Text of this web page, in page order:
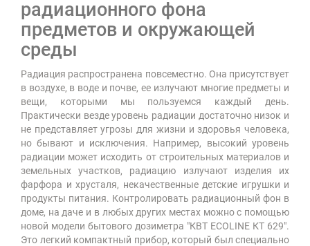
радиационного фона
предметов и окружающей
среды
Радиация распространена повсеместно. Она присутствует
в воздухе, в воде и почве, ее излучают многие предметы и
вещи, которыми мы пользуемся каждый день.
Практически везде уровень радиации достаточно низок и
не представляет угрозы для жизни и здоровья человека,
но бывают и исключения. Например, высокий уровень
радиации может исходить от строительных материалов и
земельных участков, радиацию излучают изделия их
фарфора и хрусталя, некачественные детские игрушки и
продукты питания. Контролировать радиационный фон в
доме, на даче и в любых других местах можно с помощью
новой модели бытового дозиметра "КВТ ECOLINE КТ 629".
Это легкий компактный прибор, который был специально